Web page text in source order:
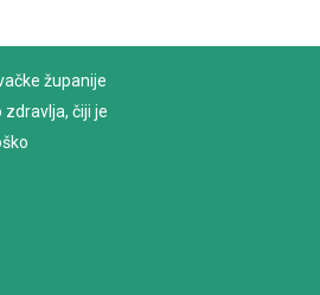
županije
čiji je